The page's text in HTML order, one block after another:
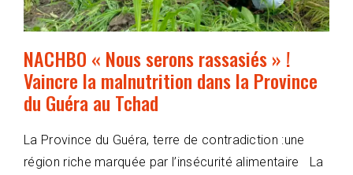
NACHBO « Nous serons rassasiés » !
Vaincre la malnutrition dans la Province
du Guéra au Tchad
La Province du Guéra, terre de contradiction :une
région riche marquée par l’insécurité alimentaire La